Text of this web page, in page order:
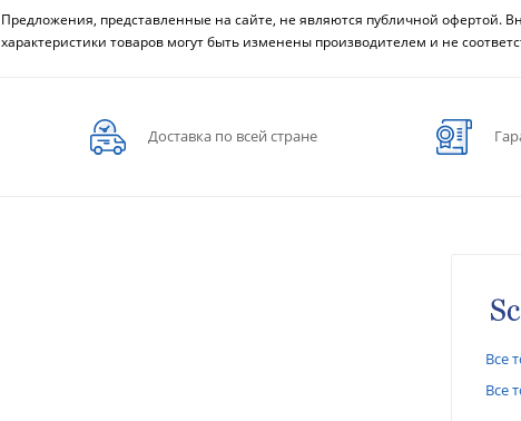
Предложения, представленные на сайте, не являются публичной офертой.
характеристики товаров могут быть изменены производителем и не
Доставка по всей стране
Все
Все